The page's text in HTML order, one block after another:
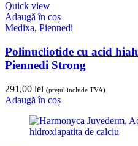
Quick view
Adaugă în coș
Medixa, Piennedi
Polinucliotide cu acid
Piennedi Strong
291,00 lei (prețul include TVA)
Adaugă în coș